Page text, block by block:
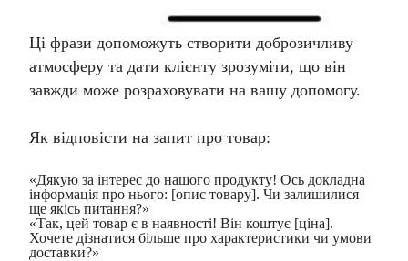
Ці фрази допоможуть створити доброзичливу
атмосферу та дати клієнту зрозуміти, що він
завжди може розраховувати на вашу допомогу.
Як відповісти на запит про товар:
«Дякую за інтерес до нашого продукту! Ось докладна
інформація про нього: [опис товару]. Чи залишилися
ще якісь питання?»
«Так, цей товар є в наявності! Він коштує [ціна].
Хочете дізнатися більше про характеристики чи умови
доставки?»